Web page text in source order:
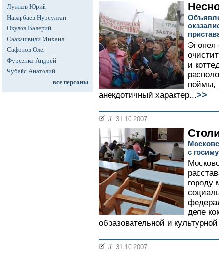
Лужков Юрий
Назарбаев Нурсултан
Окулов Валерий
Саакашвили Михаил
Сафонов Олег
Фурсенко Андрей
Чубайс Анатолий
все персоны
Эпопея
и
поймы,
анекдотичный характер...>>
// 31.10.2007
с
городу
деле
образовательной и
// 31.10.2007